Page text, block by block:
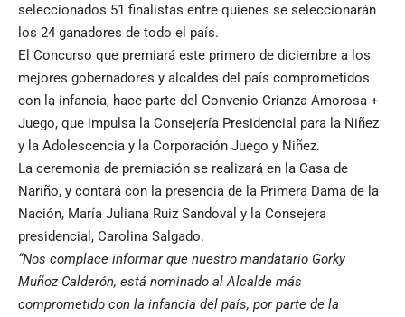
seleccionados 51 finalistas entre quienes se seleccionarán
los 24 ganadores de todo el país.
El Concurso que premiará este primero de diciembre a los
mejores gobernadores y alcaldes del país comprometidos
con la infancia, hace parte del Convenio Crianza Amorosa +
Juego, que impulsa la Consejería Presidencial para la Niñez
y la Adolescencia y la Corporación Juego y Niñez.
La ceremonia de premiación se realizará en la Casa de
Nariño, y contará con la presencia de la Primera Dama de la
Nación, María Juliana Ruiz Sandoval y la Consejera
presidencial, Carolina Salgado.
“Nos complace informar que nuestro mandatario Gorky
Muñoz Calderón, está nominado al Alcalde más
comprometido con la infancia del país, por parte de la